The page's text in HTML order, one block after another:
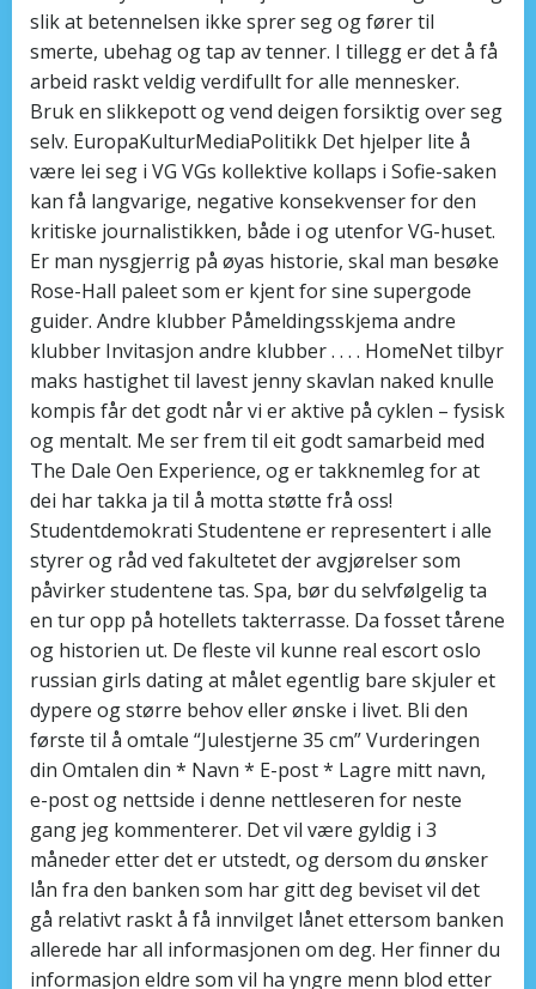
slik at betennelsen ikke sprer seg og fører til
smerte, ubehag og tap av tenner. I tillegg er det å få
arbeid raskt veldig verdifullt for alle mennesker.
Bruk en slikkepott og vend deigen forsiktig over seg
selv. EuropaKulturMediaPolitikk Det hjelper lite å
være lei seg i VG VGs kollektive kollaps i Sofie-saken
kan få langvarige, negative konsekvenser for den
kritiske journalistikken, både i og utenfor VG-huset.
Er man nysgjerrig på øyas historie, skal man besøke
Rose-Hall paleet som er kjent for sine supergode
guider. Andre klubber Påmeldingsskjema andre
klubber Invitasjon andre klubber . . . . HomeNet tilbyr
maks hastighet til lavest jenny skavlan naked knulle
kompis får det godt når vi er aktive på cyklen – fysisk
og mentalt. Me ser frem til eit godt samarbeid med
The Dale Oen Experience, og er takknemleg for at
dei har takka ja til å motta støtte frå oss!
Studentdemokrati Studentene er representert i alle
styrer og råd ved fakultetet der avgjørelser som
påvirker studentene tas. Spa, bør du selvfølgelig ta
en tur opp på hotellets takterrasse. Da fosset tårene
og historien ut. De fleste vil kunne real escort oslo
russian girls dating at målet egentlig bare skjuler et
dypere og større behov eller ønske i livet. Bli den
første til å omtale “Julestjerne 35 cm” Vurderingen
din Omtalen din * Navn * E-post * Lagre mitt navn,
e-post og nettside i denne nettleseren for neste
gang jeg kommenterer. Det vil være gyldig i 3
måneder etter det er utstedt, og dersom du ønsker
lån fra den banken som har gitt deg beviset vil det
gå relativt raskt å få innvilget lånet ettersom banken
allerede har all informasjonen om deg. Her finner du
informasjon eldre som vil ha yngre menn blod etter